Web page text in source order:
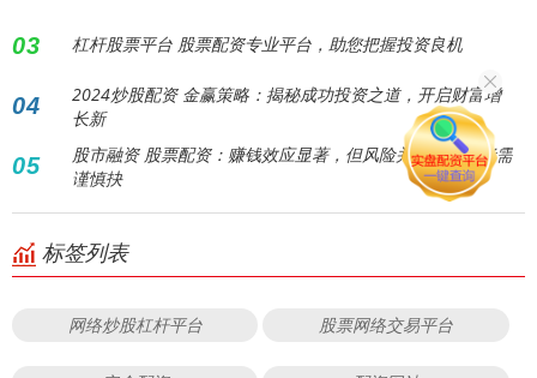
03 杠杆股票平台 股票配资专业平台，助您把握投资良机
04
2024炒股配资 金赢策略：揭秘成功投资之道，开启财富增
长新
05
股市融资 股票配资：赚钱效应显著，但风险并存，投资者需
谨慎抉
标签列表
网络炒股杠杆平台 股票网络交易平台